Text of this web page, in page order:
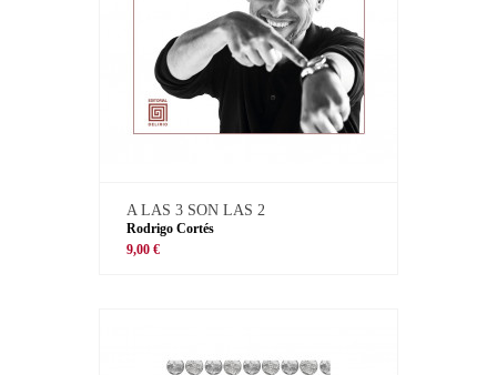
A LAS 3 SON LAS 2
Rodrigo Cortés
9,00 €